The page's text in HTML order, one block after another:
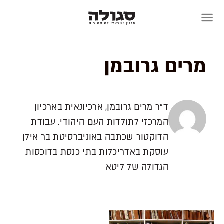
מרים גרובמן
ד"ר מרים גרובמן, ארכיונאית בארכיון
המרכזי לתולדות העם היהודי. עבודת
הדוקטור שכתבה באוניברסיטת בר אילן
עוסקת באדריכלות בתי כנסת בדוכסות
הגדולה של ליטא